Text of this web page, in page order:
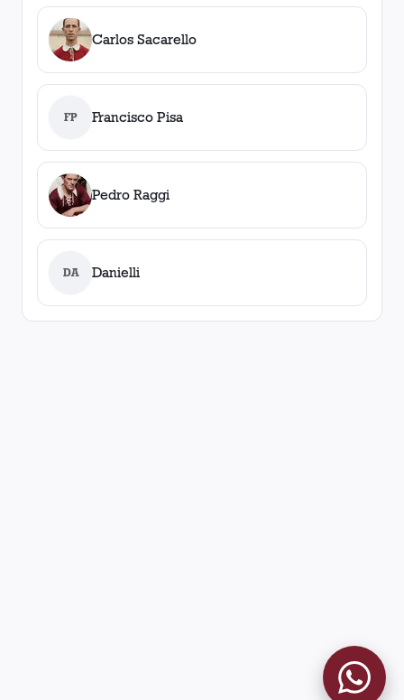
Carlos Sacarello
FP Francisco Pisa
Pedro Raggi
DA Danielli